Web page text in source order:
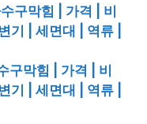
구막힘 | 가격 | 비
기 | 세면대 | 역류 |
구막힘 | 가격 | 비
기 | 세면대 | 역류 |